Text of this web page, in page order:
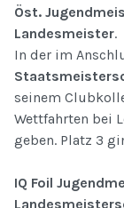
Öst.
Landesmeister.
In der im
seinem
Wettfahrten bei
geben. Platz 3
IQ Foil